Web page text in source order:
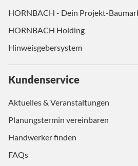
HORNBACH - Dein Projekt-
HORNBACH Holding
Hinweisgebersystem
Kundenservice
Aktuelles & Veranstaltungen
Planungstermin vereinbaren
Handwerker finden
FAQs